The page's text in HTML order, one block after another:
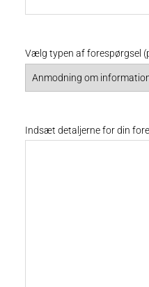
Vælg typen af forespørgsel
Indsæt detaljerne for din